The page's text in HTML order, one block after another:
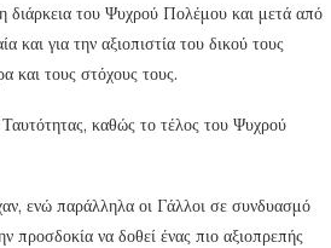
διάρκεια του Ψυχρού Πολέμου και μετά από
για την αξιοπιστία του δικού τους
και τους στόχους τους.
καθώς το τέλος του Ψυχρού
ενώ παράλληλα οι Γάλλοι σε συνδυασμό
να δοθεί ένας πιο αξιοπρεπής